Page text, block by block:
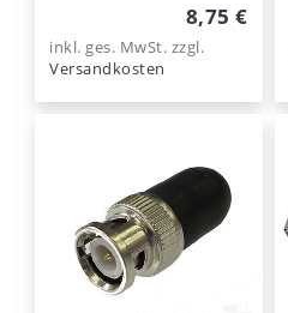
8,75 €
inkl. ges. MwSt. zzgl.
Versandkosten